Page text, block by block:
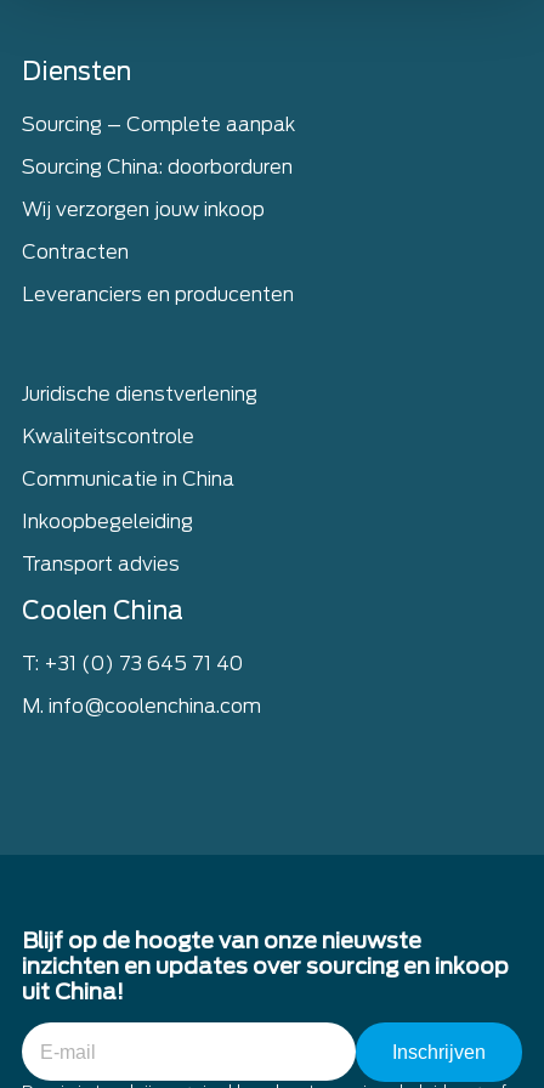
Home
Diensten
Sourcing – Complete aanpak
Sourcing China: doorborduren
Wij verzorgen jouw inkoop
Contracten
Leveranciers en producenten
Juridische dienstverlening
Kwaliteitscontrole
Communicatie in China
Inkoopbegeleiding
Transport advies
Coolen China
T: +31 (0) 73 645 71 40
M. info@coolenchina.com
Blijf op de hoogte van onze nieuwste
inzichten en updates over sourcing en inkoop
uit China!
E-
mail